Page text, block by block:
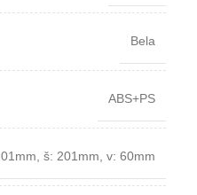
Bela
ABS+PS
š: 201mm v: 60mm